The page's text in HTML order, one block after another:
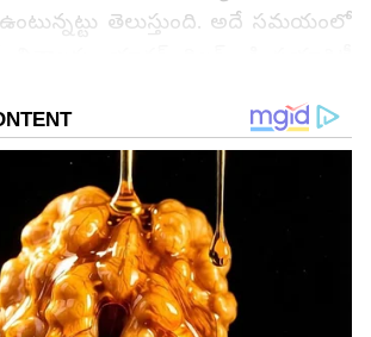
తెలుస్తుంది. అదే సమయంలో
సమాచారం కోసం ఏసియానెట్ తెలుగు
మీ ఫ్రిఫర్డ్ సోర్స్ గా ఎంచుకోండి